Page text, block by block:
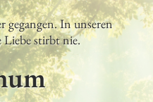
In unseren
Liebe stirbt nie.